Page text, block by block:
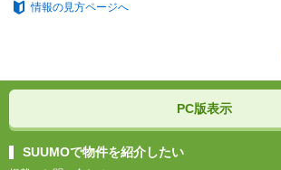
情報の見方ページへ
PC版表示
SUUMOで物件を紹介したい